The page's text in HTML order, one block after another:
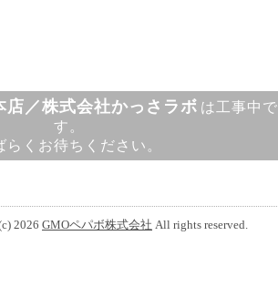
店／株式会社かっさラボ は工事中で
す。
らくお待ちください。
2026 GMOペパボ株式会社 All rights reserved.